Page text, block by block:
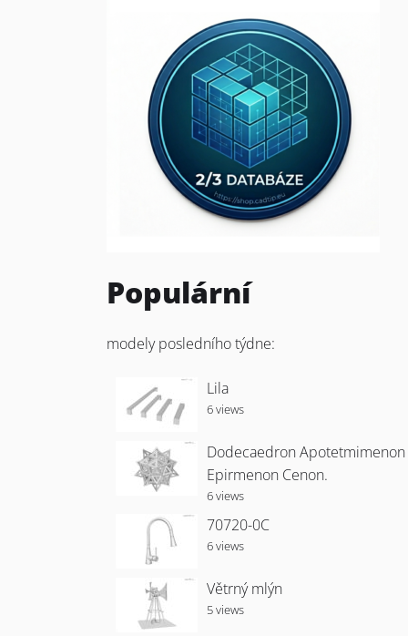
Populární
modely posledního týdne:
Lila
6 views
Dodecaedron Apotetmimenon
Epirmenon Cenon.
6 views
70720-0C
6 views
Větrný mlýn
5 views